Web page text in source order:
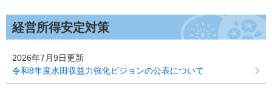
経営所得安定対策
2026年7月9日更新
令和8年度水田収益力強化ビジョンの公表について